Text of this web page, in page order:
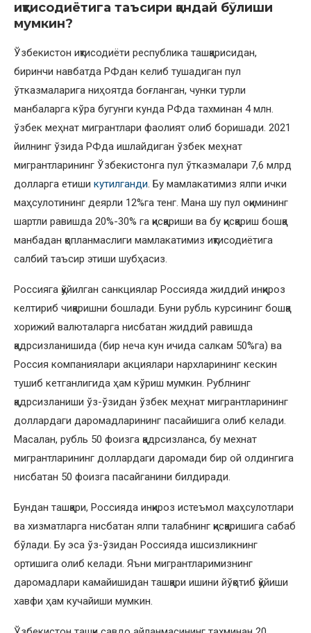
иқтисодиётига таъсири қандай бўлиши
мумкин?
Ўзбекистон иқтисодиёти республика ташқарисидан,
биринчи навбатда РФдан келиб тушадиган пул
ўтказмаларига ниҳоятда боғланган, чунки турли
манбаларга кўра бугунги кунда РФда тахминан 4 млн.
ўзбек меҳнат мигрантлари фаолият олиб боришади. 2021
йилнинг ўзида РФда ишлайдиган ўзбек меҳнат
мигрантларининг Ўзбекистонга пул ўтказмалари 7,6 млрд
долларга етиши кутилганди. Бу мамлакатимиз ялпи ички
маҳсулотининг деярли 12%га тенг. Мана шу пул оқимининг
шартли равишда 20%-30% га қисқариши ва бу қисқариш бошқа
манбадан қопланмаслиги мамлакатимиз иқтисодиётига
салбий таъсир этиши шубҳасиз.
Россияга қўйилган санкциялар Россияда жиддий инқироз
келтириб чиқаришни бошлади. Буни рубль курсининг бошқа
хорижий валюталарга нисбатан жиддий равишда
қадрсизланишида (бир неча кун ичида салкам 50%га) ва
Россия компаниялари акциялари нархларининг кескин
тушиб кетганлигида ҳам кўриш мумкин. Рублнинг
қадрсизланиши ўз-ўзидан ўзбек меҳнат мигрантларининг
доллардаги даромадларининг пасайишига олиб келади.
Масалан, рубль 50 фоизга қадрсизланса, бу мехнат
мигрантларининг доллардаги даромади бир ой олдингига
нисбатан 50 фоизга пасайганини билдиради.
Бундан ташқари, Россияда инқироз истеъмол маҳсулотлари
ва хизматларга нисбатан ялпи талабнинг қисқаришига сабаб
бўлади. Бу эса ўз-ўзидан Россияда ишсизликнинг
ортишига олиб келади. Яъни мигрантларимизнинг
даромадлари камайишидан ташқари ишини йўқотиб қўйиши
хавфи ҳам кучайиши мумкин.